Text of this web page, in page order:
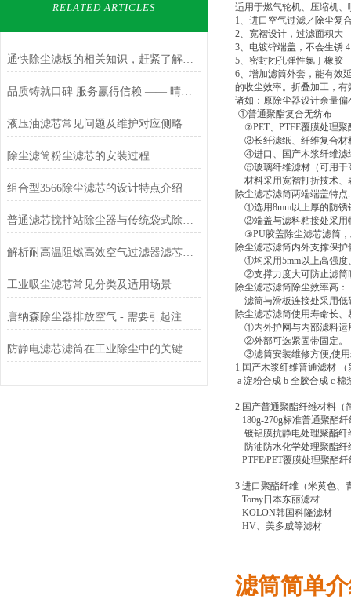
RELATED ARTICLES
通快除尘滤板的相关知识，赶紧了解一下
品质铸就口碑 服务赢得信赖 —— 晴空滤芯客户见证纪实
液压油滤芯常见问题及维护对应侧略
除尘滤筒粉尘滤芯的安装过程
组合型3566除尘滤芯的设计特点介绍
普通滤芯搅拌站除尘器与传统袋式除尘器的性能对比
解析耐高温阻燃高效空气过滤器滤芯的安装方法
工业吸尘滤芯常见分类及适用场景
唐纳森除尘器排放空气 - 需要引起注意的 3 个原因
防静电滤芯滤筒在工业除尘中的关键作用
适用于燃气轮机、压缩机
1、进口空气过滤／除尘复
2、宽褶设计，过滤面积大
3、电镀锌端盖，不会生锈
5、密封闭孔弹性氯丁橡胶
6、增加滤筒外套，能有效
的收尘效率。折叠加工，
诸如：原除尘器设计余量
①普通聚酯复合无纺布
②PET、PTFE覆膜处理
③长纤滤纸、纤维复合材
④进口、国产木浆纤维滤
⑤玻璃纤维滤材（可用于
材料采用宽褶打折技术
除尘滤芯滤筒两端端盖特点.
①选用8mm以上厚的防锈
②端盖与滤料粘接处采用
③PU胶盖除尘滤芯滤筒
除尘滤芯滤筒内外支撑保护
①均采用5mm以上高强度
②支撑力度大可防止滤筒
除尘滤芯滤筒除尘效率高：
滤筒与滑板连接处采用
除尘滤芯滤筒使用寿命长、
①内外护网与内部滤料运
②外部可选紧固带固定。
③滤筒安装维修方便,使
1. 国产木浆纤维普通滤材
a 淀粉合成 b 全胶合成 c 棉
2. 国产普通聚酯纤维材料（
180g-270g标准普通聚酯纤
镀铝膜抗静电处理聚酯纤
防油防水化学处理聚酯
PTFE/PET覆膜处理聚酯纤
3 进口聚酯纤维（米黄色、
Toray日本东丽滤材
KOLON韩国科隆滤材
HV、美多威等滤材
滤筒简单